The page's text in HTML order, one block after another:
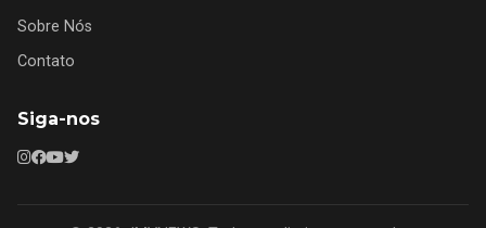
Sobre Nós
Contato
Siga-nos